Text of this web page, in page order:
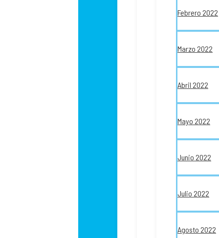
Febrero 2022
Marzo 2022
Abril 2022
Mayo 2022
Junio 2022
Julio 2022
Agosto 2022